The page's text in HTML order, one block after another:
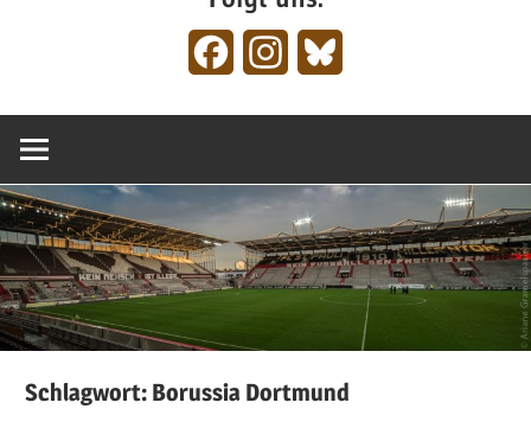
FacebookInstagram
Schlagwort: Borussia Dortmund